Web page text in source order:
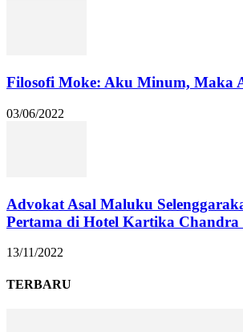
Filosofi Moke: Aku Minum, Maka
03/06/2022
Advokat Asal Maluku
Pertama di Hotel Kartika Chandra
13/11/2022
TERBARU